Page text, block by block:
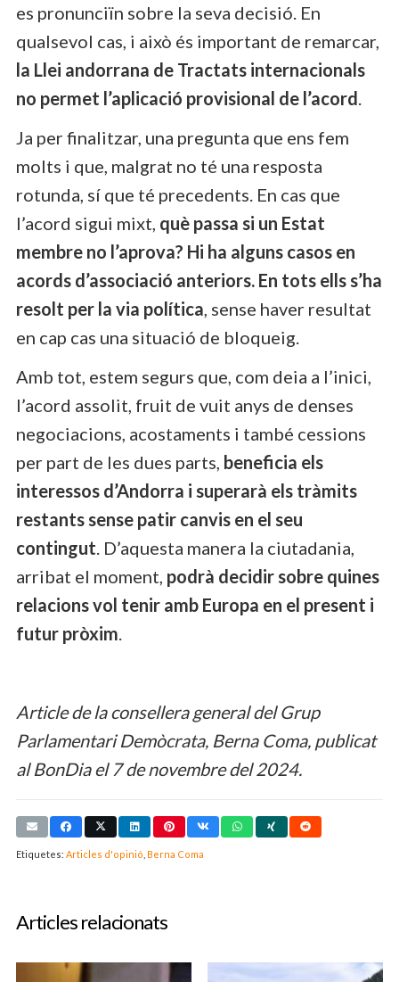
es pronunciïn sobre la seva decisió. En
qualsevol cas, i això és important de remarcar,
la Llei andorrana de Tractats internacionals
no permet l’aplicació provisional de l’acord.
Ja per finalitzar, una pregunta que ens fem
molts i que, malgrat no té una resposta
rotunda, sí que té precedents. En cas que
l’acord sigui mixt, què passa si un Estat
membre no l’aprova? Hi ha alguns casos en
acords d’associació anteriors. En tots ells s’ha
resolt per la via política, sense haver resultat
en cap cas una situació de bloqueig.
Amb tot, estem segurs que, com deia a l’inici,
l’acord assolit, fruit de vuit anys de denses
negociacions, acostaments i també cessions
per part de les dues parts, beneficia els
interessos d’Andorra i superarà els tràmits
restants sense patir canvis en el seu
contingut. D’aquesta manera la ciutadania,
arribat el moment, podrà decidir sobre quines
relacions vol tenir amb Europa en el present i
futur pròxim.
Article de la consellera general del Grup
Parlamentari Demòcrata, Berna Coma, publicat
al BonDia el 7 de novembre del 2024.
Etiquetes: Articles d'opinió Berna Coma
Articles relacionats